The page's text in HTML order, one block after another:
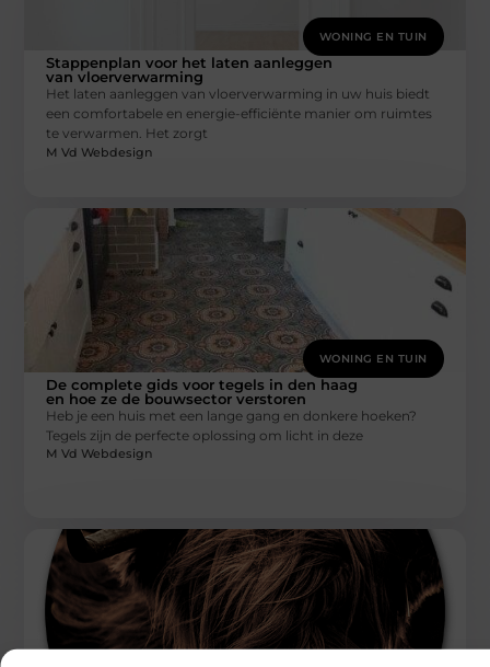
WONING EN TUIN
Stappenplan voor het laten aanleggen
van vloerverwarming
Het laten aanleggen van vloerverwarming in uw huis biedt
een comfortabele en energie-efficiënte manier om ruimtes
te verwarmen. Het zorgt
M Vd Webdesign
WONING EN TUIN
De complete gids voor tegels in den haag
en hoe ze de bouwsector verstoren
Heb je een huis met een lange gang en donkere hoeken?
Tegels zijn de perfecte oplossing om licht in deze
M Vd Webdesign